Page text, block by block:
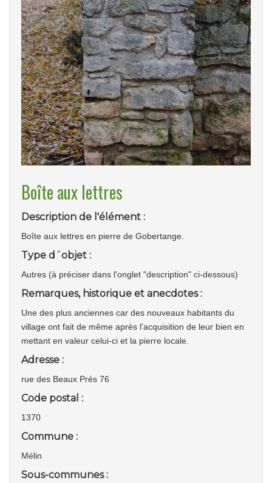
Boîte aux lettres
Description de l'élément :
Boîte aux lettres en pierre de Gobertange.
Type d´objet :
Autres (à préciser dans l'onglet "description" ci-dessous)
Remarques, historique et anecdotes :
Une des plus anciennes car des nouveaux habitants du
village ont fait de même après l'acquisition de leur bien en
mettant en valeur celui-ci et la pierre locale.
Adresse :
rue des Beaux Prés 76
Code postal :
1370
Commune :
Mélin
Sous-communes :